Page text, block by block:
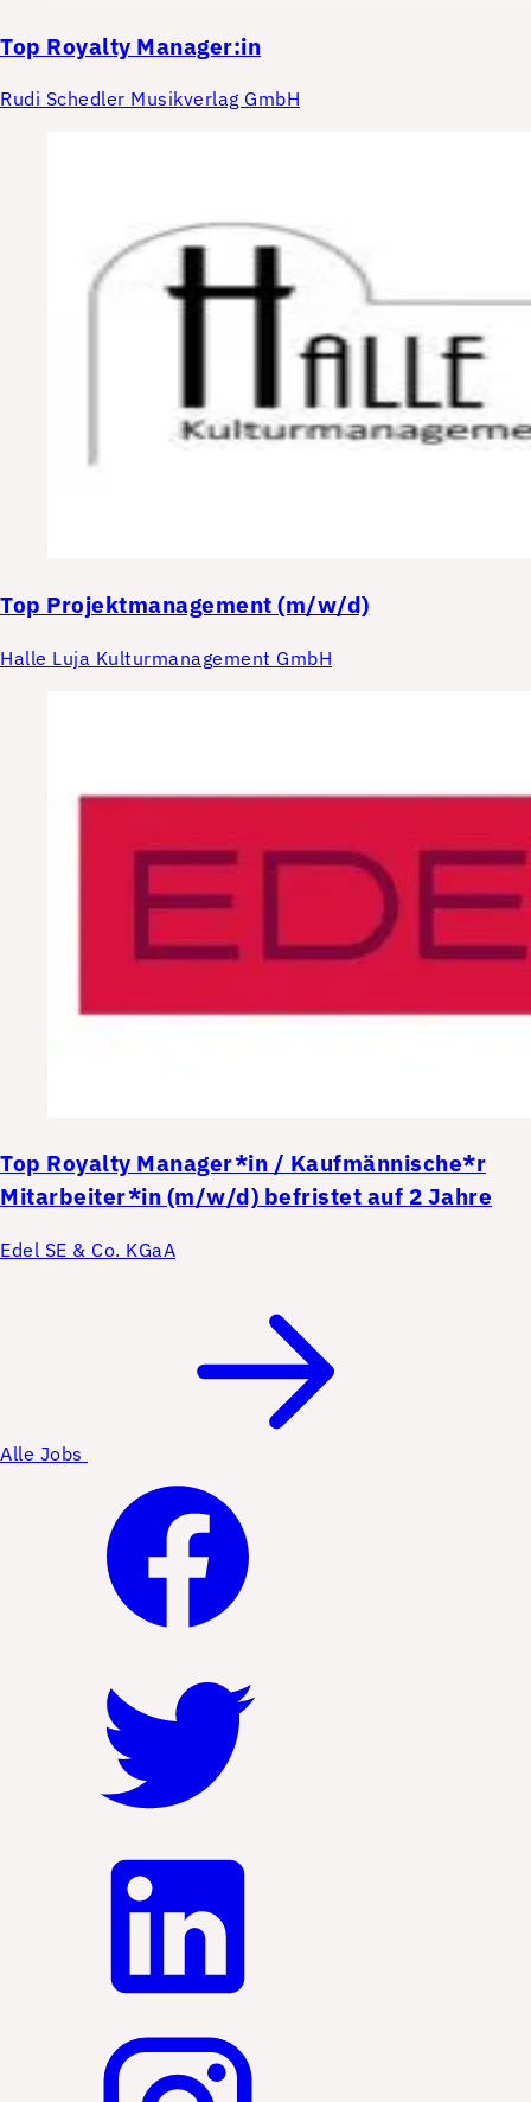
Top Royalty Manager:in
Rudi Schedler Musikverlag GmbH
Top Projektmanagement (m/w/d)
Halle Luja Kulturmanagement GmbH
Top Royalty Manager*in / Kaufmännische*r
Mitarbeiter*in (m/w/d) befristet auf 2 Jahre
Edel SE & Co. KGaA
Alle Jobs